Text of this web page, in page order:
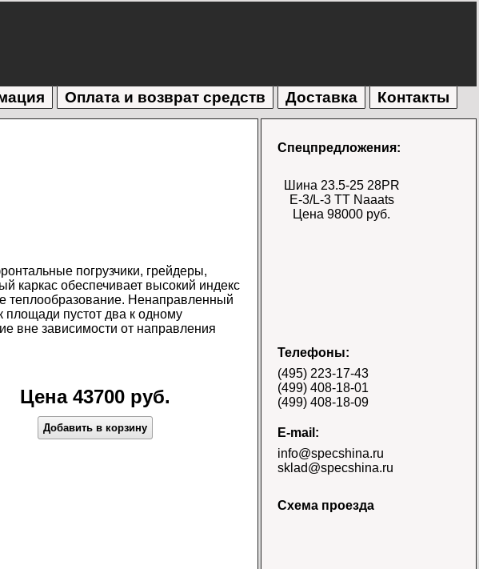
Оплата и возврат средств Доставка Контакты
погрузчики, грейдеры,
каркас обеспечивает высокий индекс
теплообразование. Ненаправленный
площади пустот два к одному
вне зависимости от направления
Цена 43700 руб.
Добавить в корзину
Спецпредложения:
Шина 23.5-25 28PR
E-3/L-3 TT Naaats
Цена 98000 руб.
Шина 17.5-25 28PR
E-3/L-3 TT Naaats
Цена 48000 руб.
Шина 18.4-26 12PR
Телефоны:
(495) 223-17-43
(499) 408-18-01
(499) 408-18-09
E-mail:
info@specshina.ru
sklad@specshina.ru
Схема проезда